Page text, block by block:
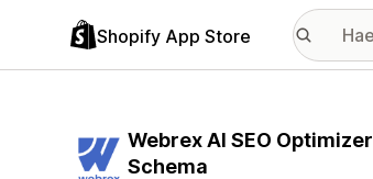
Shopify App Store
Webrex AI SEO Optimizer
Schema